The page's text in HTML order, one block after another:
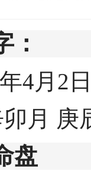
：
4月2
月 庚
盘